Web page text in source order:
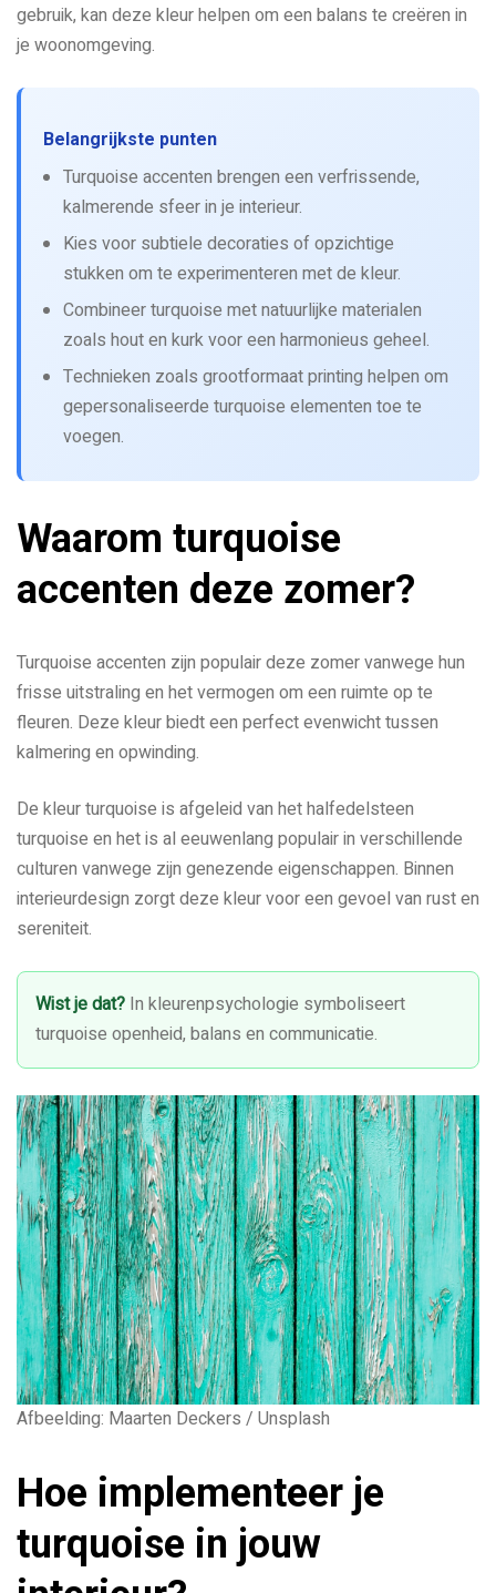
gebruik, kan deze kleur helpen om een balans te creëren in
je woonomgeving.
Belangrijkste punten
Turquoise accenten brengen een verfrissende,
kalmerende sfeer in je interieur.
Kies voor subtiele decoraties of opzichtige
stukken om te experimenteren met de kleur.
Combineer turquoise met natuurlijke materialen
zoals hout en kurk voor een harmonieus geheel.
Technieken zoals grootformaat printing helpen om
gepersonaliseerde turquoise elementen toe te
voegen.
Waarom turquoise
accenten deze zomer?
Turquoise accenten zijn populair deze zomer vanwege hun
frisse uitstraling en het vermogen om een ruimte op te
fleuren. Deze kleur biedt een perfect evenwicht tussen
kalmering en opwinding.
De kleur turquoise is afgeleid van het halfedelsteen
turquoise en het is al eeuwenlang populair in verschillende
culturen vanwege zijn genezende eigenschappen. Binnen
interieurdesign zorgt deze kleur voor een gevoel van rust en
sereniteit.
Wist je dat? In kleurenpsychologie symboliseert
turquoise openheid, balans en communicatie.
Afbeelding: Maarten Deckers / Unsplash
Hoe implementeer je
turquoise in jouw